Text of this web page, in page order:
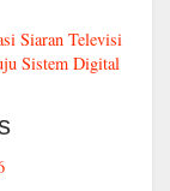
Siaran Televisi
Sistem Digital